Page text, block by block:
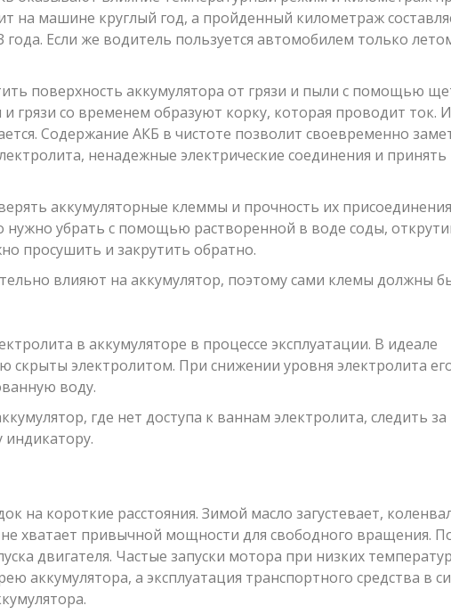
на машине круглый год, а пройденный километраж
года. Если же водитель пользуется автомобилем только
поверхность аккумулятора от грязи и пыли с помощью
грязи со временем образуют корку, которая проводит ток.
Содержание АКБ в чистоте позволит своевременно
ненадежные электрические соединения и принять
аккумуляторные клеммы и прочность их
нужно убрать с помощью растворенной в воде соды,
просушить и закрутить обратно.
влияют на аккумулятор, поэтому сами клемы должны
в аккумуляторе в процессе эксплуатации. В идеале
скрыты электролитом. При снижении уровня электролита
воду.
где нет доступа к ваннам электролита, следить за
на короткие расстояния. Зимой масло загустевает,
хватает привычной мощности для свободного вращения.
двигателя. Частые запуски мотора при низких
аккумулятора, а эксплуатация транспортного средства в